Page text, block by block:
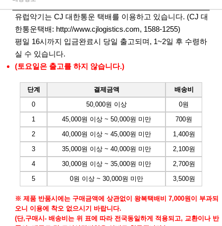
유럽악기는 CJ 대한통운 택배를 이용하고 있습니다. (CJ 대
한통운택배: http://www.cjlogistics.com, 1588-1255)
평일 16시까지 입금완료시 당일 출고되며, 1~2일 후 수령하
실 수 있습니다.
(토요일은 출고를 하지 않습니다.)
단계 결제금액
배송비
0
50,000원 이상
0원
1
45,000원 이상 ~ 50,000원 미만
700원
2
40,000원 이상 ~ 45,000원 미만
1,400원
3
35,000원 이상 ~ 40,000원 미만
2,100원
4
30,000원 이상 ~ 35,000원 미만
2,700원
5
0원 이상 ~ 30,000원 미만 3,500원
※ 제품 반품시에는 구매금액에 상관없이 왕복택배비 7,000원이 부과되
오니 이용에 착오 없으시기 바랍니다.
(단,구매시- 배송비는 위 표에 따라 전국동일하게 적용되고, 교환이나 반